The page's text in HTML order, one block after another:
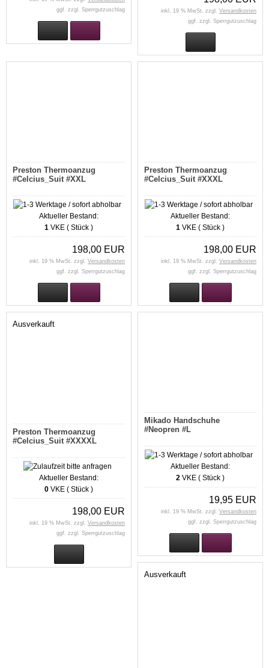
ggf. zzgl. Sperrgutzuschlag
inkl. 19 % MwSt. zzgl. Versandkosten
ggf. zzgl. Sperrgutzuschlag
Preston Thermoanzug
#Celcius_Suit #XXL
Aktueller Bestand:
1 VKE ( Stück )
198,00 EUR
inkl. 19 % MwSt. zzgl. Versandkosten
ggf. zzgl. Sperrgutzuschlag
Preston Thermoanzug
#Celcius_Suit #XXXL
Aktueller Bestand:
1 VKE ( Stück )
198,00 EUR
inkl. 19 % MwSt. zzgl. Versandkosten
ggf. zzgl. Sperrgutzuschlag
Ausverkauft
Preston Thermoanzug
#Celcius_Suit #XXXXL
Aktueller Bestand:
0 VKE ( Stück )
198,00 EUR
inkl. 19 % MwSt. zzgl. Versandkosten
ggf. zzgl. Sperrgutzuschlag
Mikado Handschuhe
#Neopren #L
Aktueller Bestand:
2 VKE ( Stück )
19,95 EUR
inkl. 19 % MwSt. zzgl. Versandkosten
ggf. zzgl. Sperrgutzuschlag
Ausverkauft